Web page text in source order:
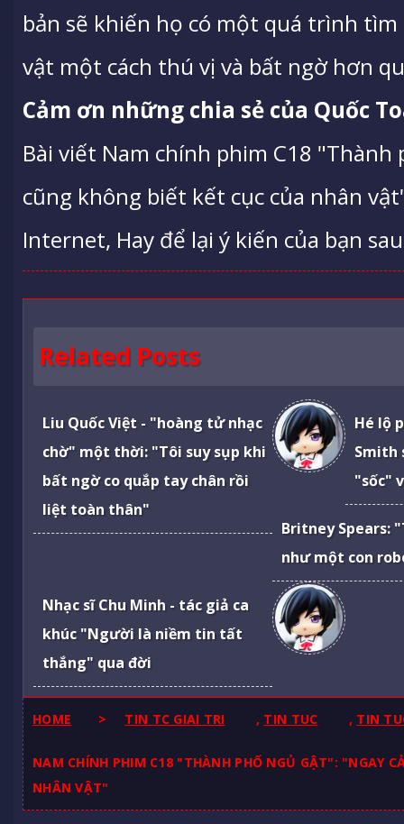
bản sẽ khiến họ có một quá trình tìm
vật một cách thú vị và bất ngờ hơn
Cảm ơn những chia sẻ của Quốc
Bài viết Nam chính phim C18
cũng không biết kết cục của nhân
Internet, Hay để lại ý kiến của bạn
Related Posts
Liu Quốc Việt - "hoàng tử nhạc
chờ" một thời: "Tôi suy sụp khi
bất ngờ co quắp tay chân rồi
liệt toàn thân"
Hé lộ
Smith
"sốc"
Britney Spears:
như một con
Nhạc sĩ Chu Minh - tác giả ca
khúc "Người là niềm tin tất
thắng" qua đời
HOME > TIN TC GIAI TRI , TIN TUC , TIN
NAM CHÍNH PHIM C18 "THÀNH PHỐ NGỦ GẬT": "NGAY
NHÂN VẬT"